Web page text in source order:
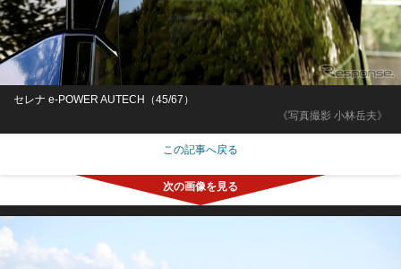
《写真撮影 小林岳夫》
セレナ e-POWER AUTECH（45/67）
この記事へ戻る